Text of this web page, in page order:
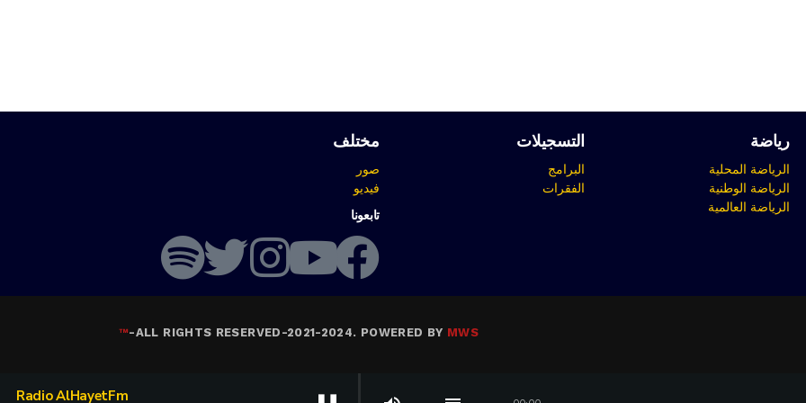
Radio AlHayetFm
رياضة
الرياضة المحلية
الرياضة الوطنية
الرياضة العالمية
التسجيلات
البرامج
الفقرات
مختلف
صور
فيديو
تابعونا
ALL RIGHTS RESERVED-2021-2024. POWERED BY MWS
-
™